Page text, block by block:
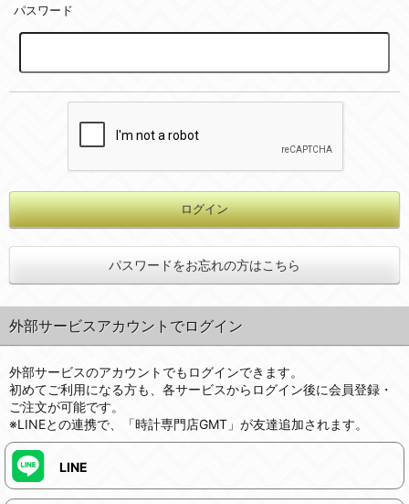
パスワード
パスワードをお忘れの方はこちら
外部サービスアカウントでログイン
外部サービスのアカウントでもログインできます。
初めてご利用になる方も、各サービスからログイン後に会員登録・
ご注文が可能です。
※LINEとの連携で、「時計専門店GMT」が友達追加されます。
LINE